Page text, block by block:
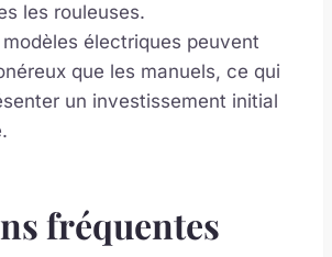
les rouleuses.
modèles électriques peuvent
que les manuels, ce qui
un investissement initial
fréquentes